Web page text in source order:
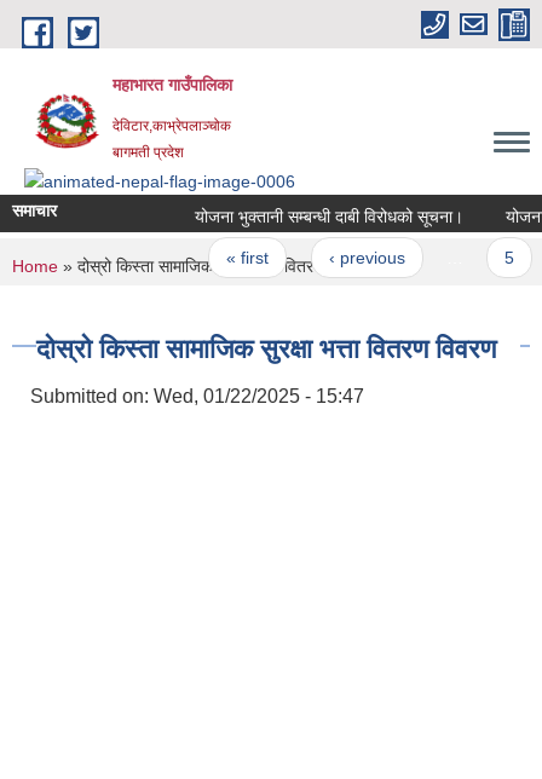
Skip to main content
महाभारत गाउँपालिका
देविटार,काभ्रेपलाञ्चोक
बागमती प्रदेश
समाचार योजना भुक्तानी सम्बन्धी दाबी विरोधको सूचना।
Pages
« first ‹ previous
You are here
Home » दोस्रो किस्ता सामाजिक सुरक्षा भत्ता वितरण विवरण
दोस्रो किस्ता सामाजिक सुरक्षा भत्ता वितरण विवरण
Submitted on: Wed, 01/22/2025 - 15:47